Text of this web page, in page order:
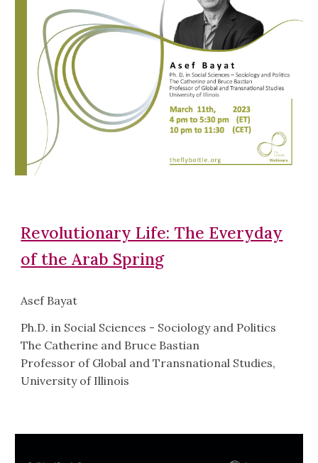
Revolutionary Life: The Everyday
of the Arab Spring
Asef Bayat
Ph.D. in Social Sciences - Sociology and Politics
The Catherine and Bruce Bastian
Professor of Global and Transnational Studies,
University of Illinois